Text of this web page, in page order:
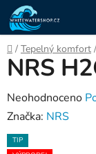
Přejít
na
obsah
Domů
/ Tepelný komfort /
NRS
Průměrné
hodnocení
produktu
Neohodnoceno
Značka: NRS
TIP